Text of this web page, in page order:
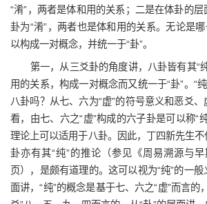
“淆”，两者是体和用的关系；二是在体卦的层
卦为“淆”，两者也是体和用的关系。无论是哪
以构成一对概念，并统一于“卦”。
第一，从三爻卦的角度讲，八卦皆有其“
用的关系，构成一对概念而又统一于“卦”。“
八卦吗？从七、六为“虚”的符号意义和恶爻、
看，由七、六之“虚”构成的六子卦是可以称“
理论上可以适用于八卦。因此，丁四新先生不
卦亦有其“纯”的推论（参见《周易溯源与
页），是颇有道理的。这可以视为“纯”的一般
面讲，“纯”的概念是基于七、六之“虚”而言的